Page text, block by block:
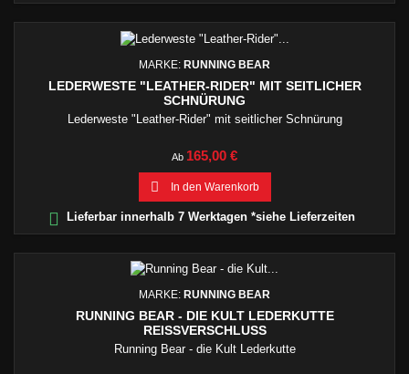
MARKE: RUNNING BEAR
LEDERWESTE "LEATHER-RIDER" MIT SEITLICHER
SCHNÜRUNG
Lederweste "Leather-Rider" mit seitlicher Schnürung
Ab Preis
165,00 €
 In den Warenkorb
 Lieferbar innerhalb 7 Werktagen *siehe Lieferzeiten
MARKE: RUNNING BEAR
RUNNING BEAR - DIE KULT LEDERKUTTE
REISSVERSCHLUSS
Running Bear - die Kult Lederkutte